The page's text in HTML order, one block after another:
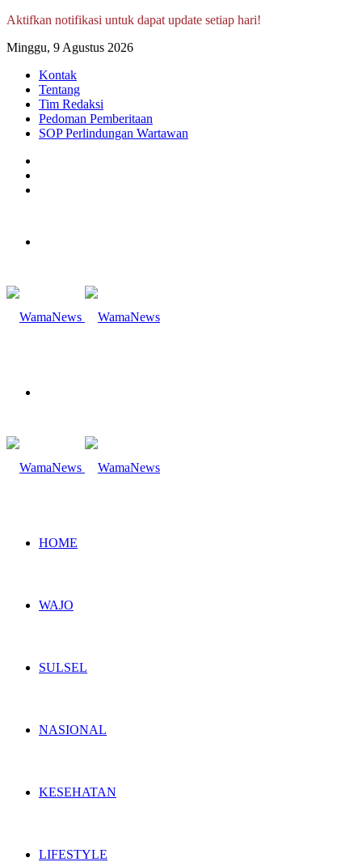
Aktifkan notifikasi untuk dapat update setiap hari!
Minggu, 9 Agustus 2026
Kontak
Tentang
Tim Redaksi
Pedoman Pemberitaan
SOP Perlindungan Wartawan
HOME
WAJO
SULSEL
NASIONAL
KESEHATAN
LIFESTYLE